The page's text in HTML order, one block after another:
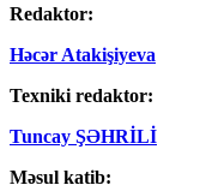
Redaktor:
Həcər Atakişiyeva
Texniki redaktor:
Tuncay ŞƏHRİLİ
Məsul katib: